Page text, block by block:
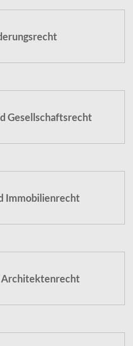
Gesellschaftsrecht
Immobilienrecht
Architektenrecht